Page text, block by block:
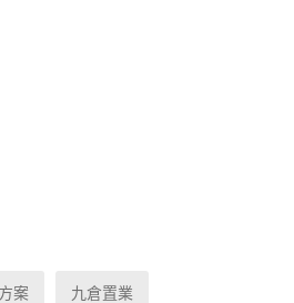
案 九倉置業